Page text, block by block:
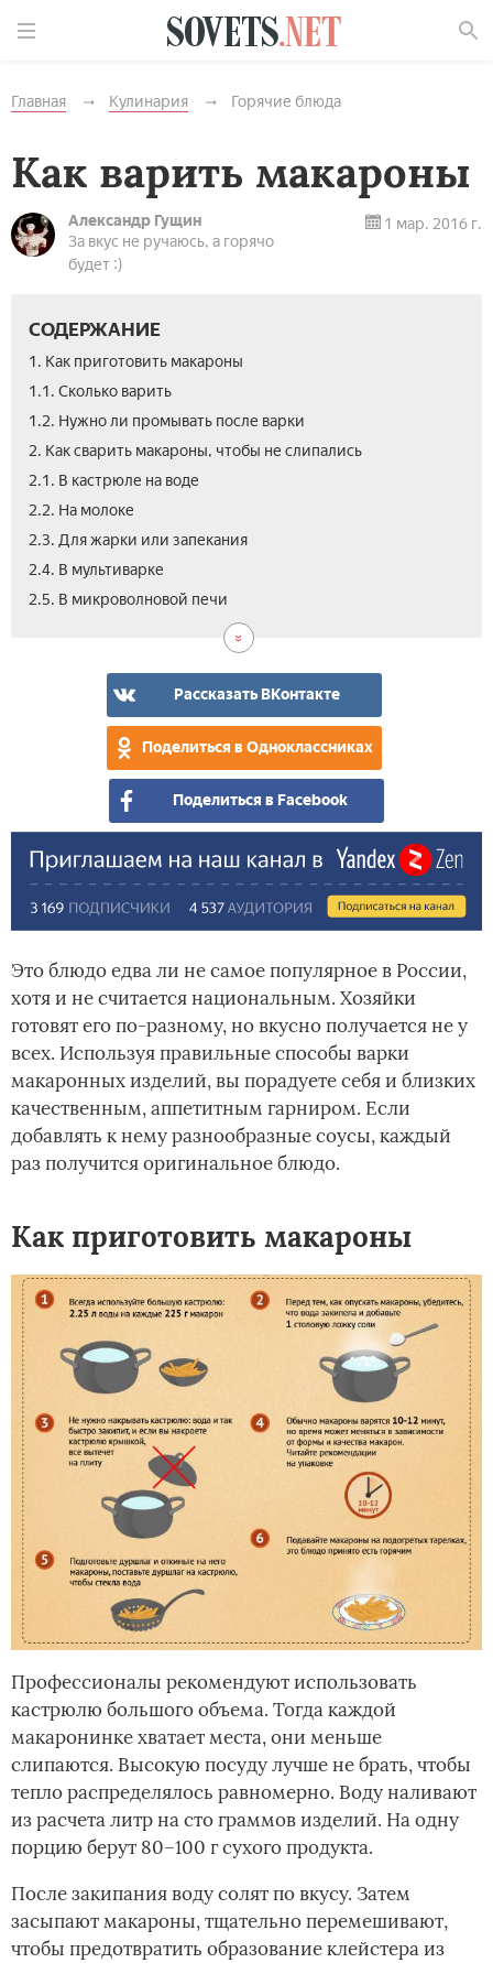
Главная Кулинария Горячие блюда
Как варить макароны
Александр Гущин
За вкус не ручаюсь, а горячо
будет :)
1 мар. 2016 г.
СОДЕРЖАНИЕ
1. Как приготовить макароны
1.1. Сколько варить
1.2. Нужно ли промывать после варки
2. Как сварить макароны, чтобы не слипались
2.1. В кастрюле на воде
2.2. На молоке
2.3. Для жарки или запекания
2.4. В мультиварке
2.5. В микроволновой печи
Рассказать ВКонтакте
Поделиться в Одноклассниках
Поделиться в Facebook
Это блюдо едва ли не самое популярное в России,
хотя и не считается национальным. Хозяйки
готовят его по-разному, но вкусно получается не у
всех. Используя правильные способы варки
макаронных изделий, вы порадуете себя и близких
качественным, аппетитным гарниром. Если
добавлять к нему разнообразные соусы, каждый
раз получится оригинальное блюдо.
Как приготовить макароны
Профессионалы рекомендуют использовать
кастрюлю большого объема. Тогда каждой
макаронинке хватает места, они меньше
слипаются. Высокую посуду лучше не брать, чтобы
тепло распределялось равномерно. Воду наливают
из расчета литр на сто граммов изделий. На одну
порцию берут 80–100 г сухого продукта.
После закипания воду солят по вкусу. Затем
засыпают макароны, тщательно перемешивают,
чтобы предотвратить образование клейстера из